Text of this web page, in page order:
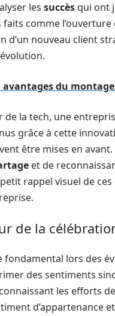
les succèsqui ont
comme
d’un nouveau client
avantages du
de la tech, une
grâce à cette
être mises en
et de
rappel visuel de
de la
lors des
des sentiments
les efforts
d’appartenance